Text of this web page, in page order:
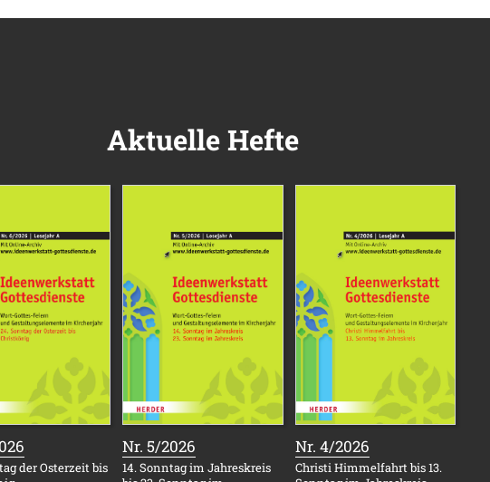
Aktuelle Hefte
der Osterzeit bis
Nr. 5/2026
14. Sonntag im Jahreskreis
Nr. 4/2026
Christi Himmelfahrt bis 13.